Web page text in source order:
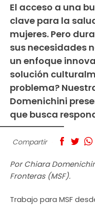
El acceso a una
clave para la
mujeres. Pero
sus necesidades
un enfoque
solución
problema?
Domenichini
que busca
Compartir
Por Chiara
Fronteras (MSF).
Trabajo para MSF